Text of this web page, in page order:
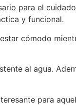
para el
y funcional.
cómodo
al agua.
para